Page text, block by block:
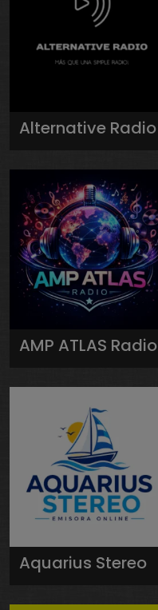
Alternative Radio
AMP ATLAS Radio
Aquarius Stereo